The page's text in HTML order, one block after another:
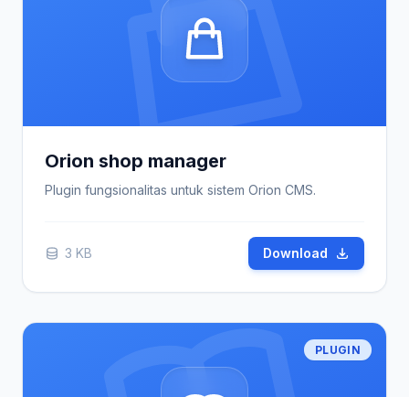
Orion shop manager
Plugin fungsionalitas untuk sistem Orion CMS.
3 KB Download
PLUGIN